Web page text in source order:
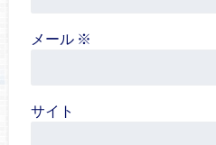
メール ※
サイト